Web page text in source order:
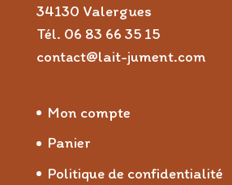
34130 Valergues
Tél. 06 83 66 35 15
contact@lait-jument.com
Mon compte
Panier
Politique de confidentialité